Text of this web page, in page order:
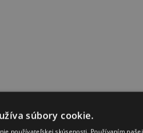
súbory cookie.